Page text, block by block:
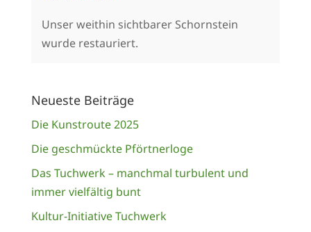
Unser weithin sichtbarer Schornstein
wurde restauriert.
Neueste Beiträge
Die Kunstroute 2025
Die geschmückte Pförtnerloge
Das Tuchwerk – manchmal turbulent und
immer vielfältig bunt
Kultur-Initiative Tuchwerk